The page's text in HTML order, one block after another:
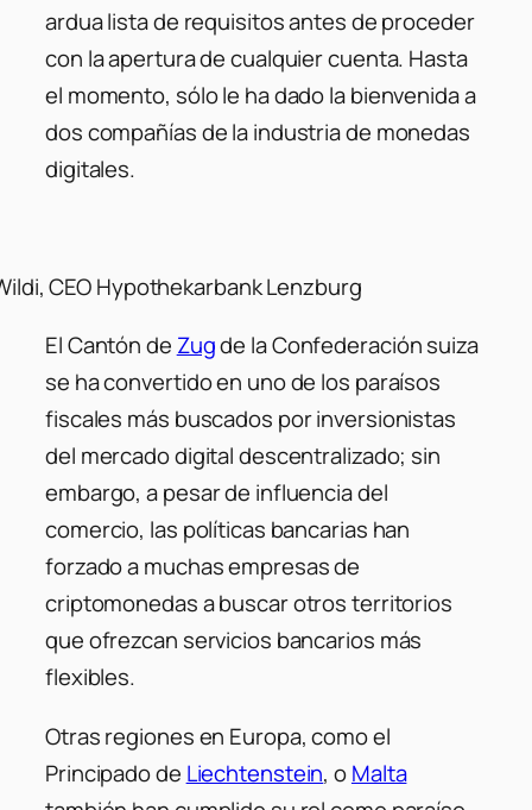
ardua lista de requisitos antes de proceder
con la apertura de cualquier cuenta. Hasta
el momento, sólo le ha dado la bienvenida a
dos compañías de la industria de monedas
digitales.
CEO Hypothekarbank Lenzburg
El Cantón de Zugde la Confederación suiza
se ha convertido en uno de los paraísos
fiscales más buscados por inversionistas
del mercado digital descentralizado; sin
embargo, a pesar de influencia del
comercio, las políticas bancarias han
forzado a muchas empresas de
criptomonedas a buscar otros territorios
que ofrezcan servicios bancarios más
flexibles.
Otras regiones en Europa, como el
Principado de Liechtenstein, oMalta